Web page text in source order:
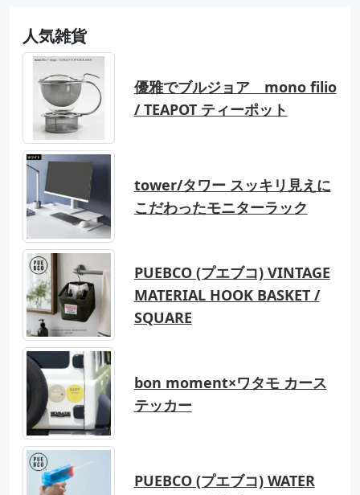
人気雑貨
優雅でブルジョア mono filio
/ TEAPOT ティーポット
tower/タワー スッキリ見えに
こだわったモニターラック
PUEBCO (プエブコ) VINTAGE
MATERIAL HOOK BASKET /
SQUARE
bon moment×ワタモ カース
テッカー
PUEBCO (プエブコ) WATER